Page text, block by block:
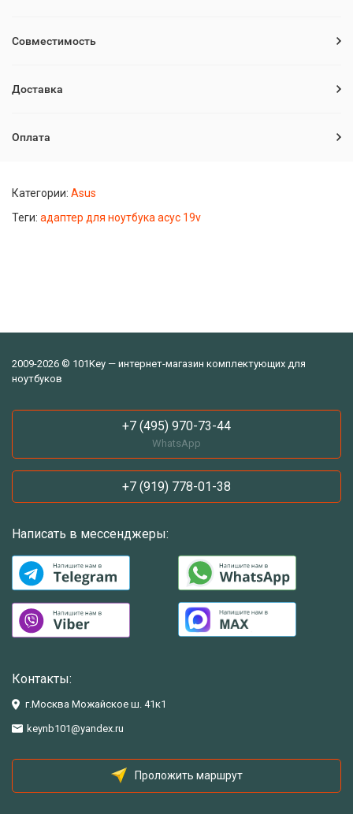
Совместимость
Доставка
Оплата
Категории: Asus
Теги: адаптер для ноутбука асус 19v
2009-2026 © 101Key — интернет-магазин комплектующих для
ноутбуков
+7 (495) 970-73-44
WhatsApp
+7 (919) 778-01-38
Написать в мессенджеры:
Контакты:
г.Москва Можайское ш. 41к1
keynb101@yandex.ru
Проложить маршрут